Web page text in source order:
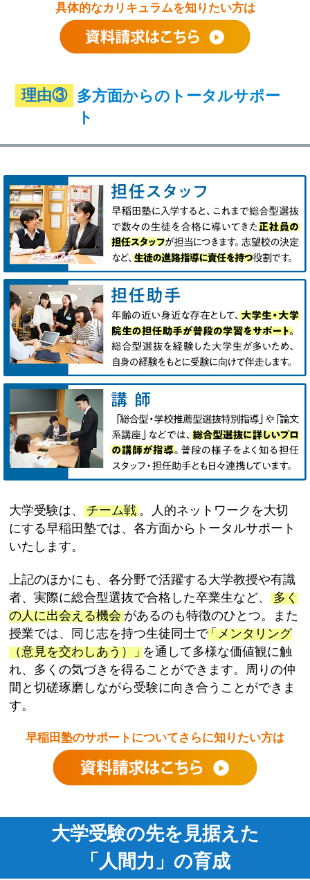
具体的なカリキュラムを知りたい方は
理由③ 多方面からのトータルサポー
ト
大学受験は、チーム戦。人的ネットワークを大切
にする早稲田塾では、各方面からトータルサポート
いたします。
上記のほかにも、各分野で活躍する大学教授や有識
者、実際に総合型選抜で合格した卒業生など、
多く
の人に出会える機会 があるのも特徴のひとつ。また
授業では、同じ志を持つ生徒同士で「 メンタリング
（意見を交わしあう）
」を通して多様な価値観に触
れ、多くの気づきを得ることができます。周りの仲
間と切磋琢磨しながら受験に向き合うことができま
す。
早稲田塾のサポートについてさらに知りたい方は
大学受験の先を見据えた
「人間力」の育成